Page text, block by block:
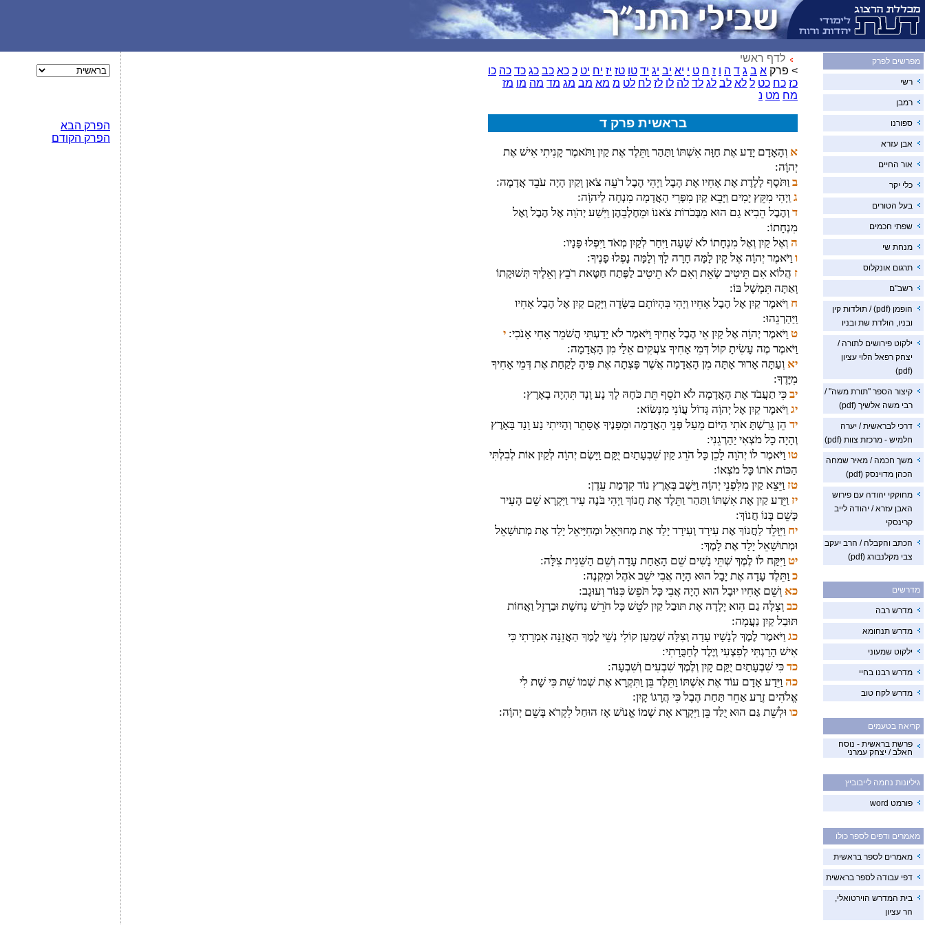
מפרשים לפרק
רשי
רמבן
ספורנו
אבן עזרא
אור החיים
כלי יקר
בעל הטורים
שפתי חכמים
מנחת שי
תרגום אונקלוס
רשב"ם
הופמן (pdf) / תולדות קין
ובניו, הולדת שת ובניו
ילקוט פירושים לתורה /
יצחק רפאל הלוי עציון
(pdf)
קיצור הספר "תורת משה" /
רבי משה אלשיך (pdf)
דרכי לבראשית / יערה
חלמיש - מרכזת צוות (pdf)
משך חכמה / מאיר שמחה
הכהן מדוינסק (pdf)
מחוקקי יהודה עם פירוש
האבן עזרא / יהודה לייב
קרינסקי
הכתב והקבלה / הרב יעקב
צבי מקלנבורג (pdf)
מדרשים
מדרש רבה
מדרש תנחומא
ילקוט שמעוני
מדרש רבנו בחיי
מדרש לקח טוב
קריאה בטעמים
פרשת בראשית - נוסח
חאלב / יצחק עמרני
גיליונות נחמה לייבוביץ
פורמט word
מאמרים ודפים לספר כולו
מאמרים לספר בראשית
דפי עבודה לספר בראשית
בית המדרש הוירטואלי,
הר עציון
לדף ראשי
> פרק א ב ג ד ה ו ז ח ט י יא יב יג יד טו טז יז יח יט כ כא כב כג כד כה כו
כז כח כט ל לא לב לג לד לה לו לז לח לט מ מא מב מג מד מה מו מז
מח מט נ
בראשית פרק ד
א וְהָאָדָם יָדַע אֶת חַוָּה אִשְׁתּוֹ וַתַּהַר וַתֵּלֶד אֶת קַיִן וַתֹּאמֶר קָנִיתִי אִישׁ אֶת
יְהוָֹה:
ב וַתֹּסֶף לָלֶדֶת אֶת אָחִיו אֶת הָבֶל וַיְהִי הֶבֶל רֹעֵה צֹאן וְקַיִן הָיָה עֹבֵד אֲדָמָה:
ג וַיְהִי מִקֵּץ יָמִים וַיָּבֵא קַיִן מִפְּרִי הָאֲדָמָה מִנְחָה לַיהוָֹה:
ד וְהֶבֶל הֵבִיא גַם הוּא מִבְּכֹרוֹת צֹאנוֹ וּמֵחֶלְבֵהֶן וַיִּשַׁע יְהֹוָה אֶל הֶבֶל וְאֶל
מִנְחָתוֹ:
ה וְאֶל קַיִן וְאֶל מִנְחָתוֹ לֹא שָׁעָה וַיִּחַר לְקַיִן מְאֹד וַיִּפְּלוּ פָּנָיו:
ו וַיֹּאמֶר יְהוָֹה אֶל קָיִן לָמָּה חָרָה לָךְ וְלָמָּה נָפְלוּ פָנֶיךָ:
ז הֲלוֹא אִם תֵּיטִיב שְׂאֵת וְאִם לֹא תֵיטִיב לַפֶּתַח חַטָּאת רֹבֵץ וְאֵלֶיךָ תְּשׁוּקָתוֹ
וְאַתָּה תִּמְשָׁל בּוֹ:
ח וַיֹּאמֶר קַיִן אֶל הֶבֶל אָחִיו וַיְהִי בִּהְיוֹתָם בַּשָּׂדֶה וַיָּקָם קַיִן אֶל הֶבֶל אָחִיו
וַיַּהַרְגֵהוּ:
ט וַיֹּאמֶר יְהוָֹה אֶל קַיִן אֵי הֶבֶל אָחִיךָ וַיֹּאמֶר לֹא יָדַעְתִּי הֲשֹׁמֵר אָחִי אָנֹכִי: י
וַיֹּאמֶר מֶה עָשִׂיתָ קוֹל דְּמֵי אָחִיךָ צֹעֲקִים אֵלַי מִן הָאֲדָמָה:
יא וְעַתָּה אָרוּר אָתָּה מִן הָאֲדָמָה אֲשֶׁר פָּצְתָה אֶת פִּיהָ לָקַחַת אֶת דְּמֵי אָחִיךָ
מִיָּדֶךָ:
יב כִּי תַעֲבֹד אֶת הָאֲדָמָה לֹא תֹסֵף תֵּת כֹּחָהּ לָךְ נָע וָנָד תִּהְיֶה בָאָרֶץ:
יג וַיֹּאמֶר קַיִן אֶל יְהוָֹה גָּדוֹל עֲוֹנִי מִנְּשׂוֹא:
יד הֵן גֵּרַשְׁתָּ אֹתִי הַיּוֹם מֵעַל פְּנֵי הָאֲדָמָה וּמִפָּנֶיךָ אֶסָּתֵר וְהָיִיתִי נָע וָנָד בָּאָרֶץ
וְהָיָה כָל מֹצְאִי יַהַרְגֵנִי:
טו וַיֹּאמֶר לוֹ יְהֹוָה לָכֵן כָּל הֹרֵג קַיִן שִׁבְעָתַיִם יֻקָּם וַיָּשֶׂם יְהוָֹה לְקַיִן אוֹת לְבִלְתִּי
הַכּוֹת אֹתוֹ כָּל מֹצְאוֹ:
טז וַיֵּצֵא קַיִן מִלִּפְנֵי יְהוָֹה וַיֵּשֶׁב בְּאֶרֶץ נוֹד קִדְמַת עֵדֶן:
יז וַיֵּדַע קַיִן אֶת אִשְׁתּוֹ וַתַּהַר וַתֵּלֶד אֶת חֲנוֹךְ וַיְהִי בֹּנֶה עִיר וַיִּקְרָא שֵׁם הָעִיר
כְּשֵׁם בְּנוֹ חֲנוֹךְ:
יח וַיִּוָּלֵד לַחֲנוֹךְ אֶת עִירָד וְעִירָד יָלַד אֶת מְחוּיָאֵל וּמְחִיָּיאֵל יָלַד אֶת מְתוּשָׁאֵל
וּמְתוּשָׁאֵל יָלַד אֶת לָמֶךְ:
יט וַיִּקַּח לוֹ לֶמֶךְ שְׁתֵּי נָשִׁים שֵׁם הָאַחַת עָדָה וְשֵׁם הַשֵּׁנִית צִלָּה:
כ וַתֵּלֶד עָדָה אֶת יָבָל הוּא הָיָה אֲבִי ישֵׁב אֹהֶל וּמִקְנֶה:
כא וְשֵׁם אָחִיו יוּבָל הוּא הָיָה אֲבִי כָּל תֹּפֵשׂ כִּנּוֹר וְעוּגָב:
כב וְצִלָּה גַם הִוא יָלְדָה אֶת תּוּבַל קַיִן לֹטֵשׁ כָּל חֹרֵשׁ נְחשֶׁת וּבַרְזֶל וַאֲחוֹת
תּוּבַל קַיִן נַעֲמָה:
כג וַיֹּאמֶר לֶמֶךְ לְנָשָׁיו עָדָה וְצִלָּה שְׁמַעַן קוֹלִי נְשֵׁי לֶמֶךְ הַאֲזֵנָּה אִמְרָתִי כִּי
אִישׁ הָרַגְתִּי לְפִצְעִי וְיֶלֶד לְחַבֻּרָתִי:
כד כִּי שִׁבְעָתַיִם יֻקַּם קָיִן וְלֶמֶךְ שִׁבְעִים וְשִׁבְעָה:
כה וַיֵּדַע אָדָם עוֹד אֶת אִשְׁתּוֹ וַתֵּלֶד בֵּן וַתִּקְרָא אֶת שְׁמוֹ שֵׁת כִּי שָׁת לִי
אֱלֹהִים זֶרַע אַחֵר תַּחַת הֶבֶל כִּי הֲרָגוֹ קָיִן:
כו וּלְשֵׁת גַּם הוּא יֻלַּד בֵּן וַיִּקְרָא אֶת שְׁמוֹ אֱנוֹשׁ אָז הוּחַל לִקְרֹא בְּשֵׁם יְהוָֹה:
הפרק הבא
הפרק הקודם